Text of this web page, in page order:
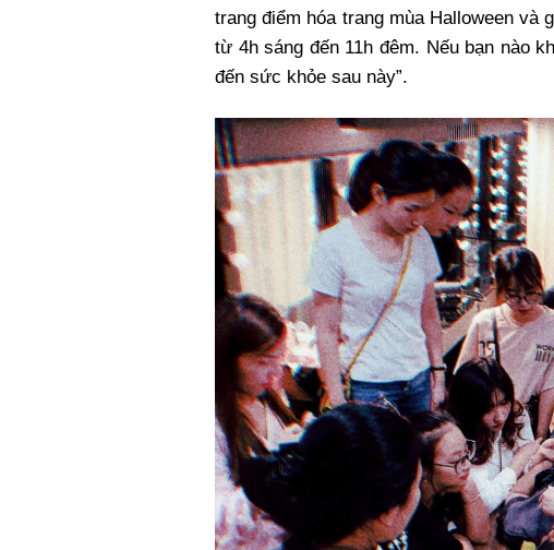
trang điểm hóa trang mùa Halloween và
từ 4h sáng đến 11h đêm. Nếu bạn nào
đến sức khỏe sau này”.